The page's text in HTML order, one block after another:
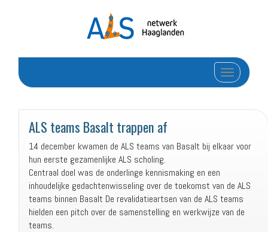
Toggle
ALS teams Basalt trappen af
14 december kwamen de ALS teams van Basalt bij elkaar voor
hun eerste gezamenlijke ALS scholing.
Centraal doel was de onderlinge kennismaking en een
inhoudelijke gedachtenwisseling over de toekomst van de ALS
teams binnen Basalt De revalidatieartsen van de ALS teams
hielden een pitch over de samenstelling en werkwijze van de
teams.